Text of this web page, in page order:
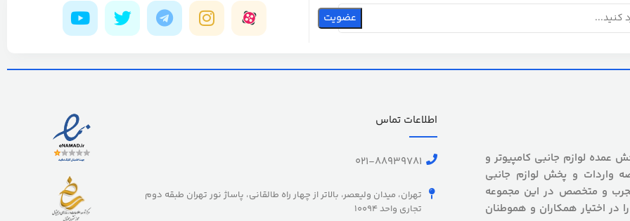
بیش از 5 سال سابقه پخش عمده لوازم جانبی کامپیوتر و
واردات و پخش لوازم جانبی
و متخصص در این مجموعه
در اختیار همکاران و هموطنان
اطلاعات تماس
021-88939781
تهران، میدان ولیعصر، بالاتر از چهار راه طالقانی، پاساژ نور تهران طبقه دوم
تجاری واحد 10094